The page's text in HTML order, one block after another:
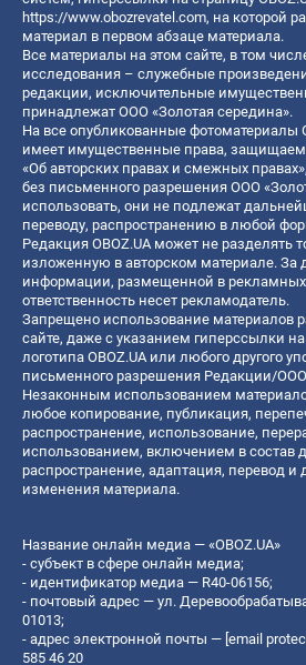
https://www.obozrevatel.com, на которой
материал в первом абзаце материала.
Все материалы на этом сайте, в том
исследования – служебные
редакции, исключительные
принадлежат ООО «Золотая середина».
На все опубликованные фотоматериалы
имеет имущественные права,
«Об авторских правах и смежных
без письменного разрешения ООО
использовать, они не подлежат
переводу, распространению в любой
Редакция OBOZ.UA может не разделять
изложенную в авторском материале. За
информации, размещенной в рекламных
ответственность несет рекламодатель.
Запрещено использование материалов
сайте, даже с указанием гиперссылки на
логотипа OBOZ.UA или любого другого
письменного разрешения Редакции/ООО
Незаконным использованием
любое копирование, публикация,
распространение, использование,
использованием, включением в состав
распространение, адаптация, перевод и
изменения материала.
Название онлайн медиа — «OBOZ.UA»
- субъект в сфере онлайн медиа;
- идентификатор медиа — R40-06156;
- почтовый адрес — ул.
01013;
- адрес электронной почты — [email
585 46 20